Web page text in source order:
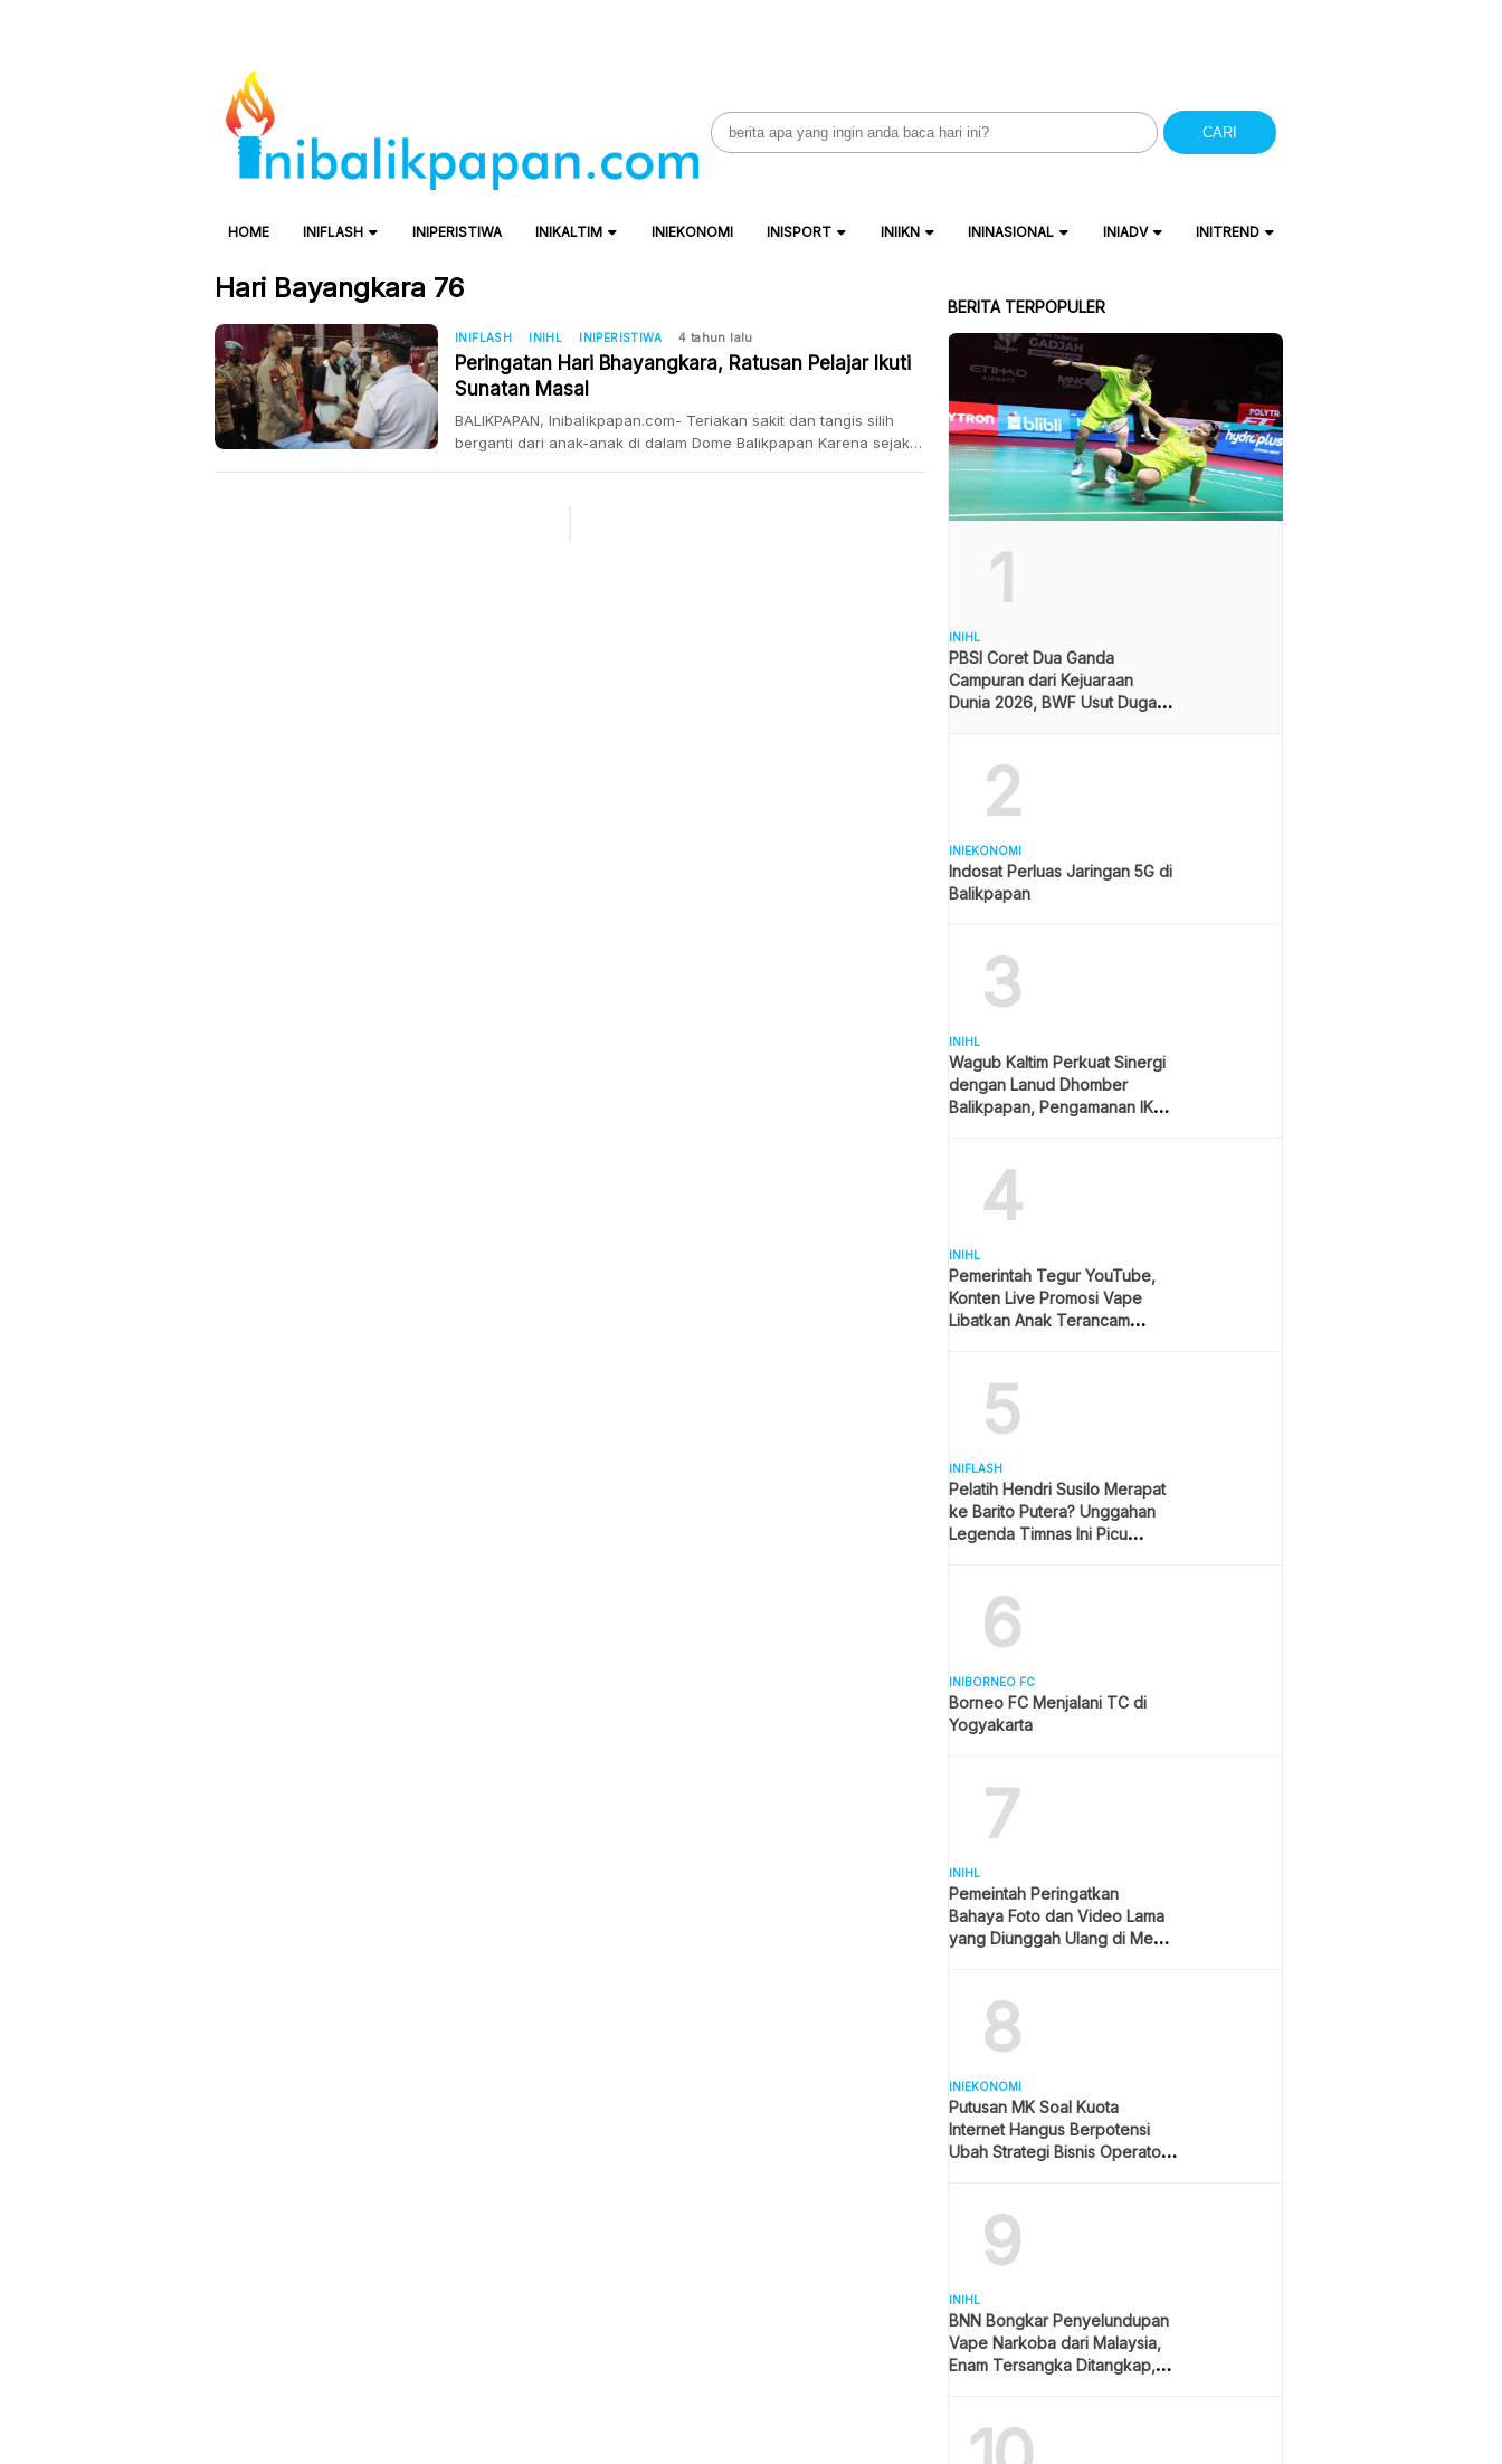
Search
for:
CARI
HOME INIFLASH INIPERISTIWA INIKALTIM INIEKONOMI INISPORT INIIKN ININASIONAL INIADV INITREND
Hari Bayangkara 76
INIFLASH INIHL INIPERISTIWA 4 tahun lalu
Peringatan Hari Bhayangkara, Ratusan Pelajar Ikuti
Sunatan Masal
BALIKPAPAN, Inibalikpapan.com- Teriakan sakit dan tangis silih
berganti dari anak-anak di dalam Dome Balikpapan Karena sejak
BERITA TERPOPULER
1
INIHL
PBSI Coret Dua Ganda
Campuran dari Kejuaraan
Dunia 2026, BWF Usut Dugaan
2
INIEKONOMI
Indosat Perluas Jaringan 5G di
Balikpapan
3
INIHL
Wagub Kaltim Perkuat Sinergi
dengan Lanud Dhomber
Balikpapan, Pengamanan IKN
4
INIHL
Pemerintah Tegur YouTube,
Konten Live Promosi Vape
Libatkan Anak Terancam
5
INIFLASH
Pelatih Hendri Susilo Merapat
ke Barito Putera? Unggahan
Legenda Timnas Ini Picu
6
INIBORNEO FC
Borneo FC Menjalani TC di
Yogyakarta
7
INIHL
Pemeintah Peringatkan
Bahaya Foto dan Video Lama
yang Diunggah Ulang di Media
8
INIEKONOMI
Putusan MK Soal Kuota
Internet Hangus Berpotensi
Ubah Strategi Bisnis Operator
9
INIHL
BNN Bongkar Penyelundupan
Vape Narkoba dari Malaysia,
Enam Tersangka Ditangkap,